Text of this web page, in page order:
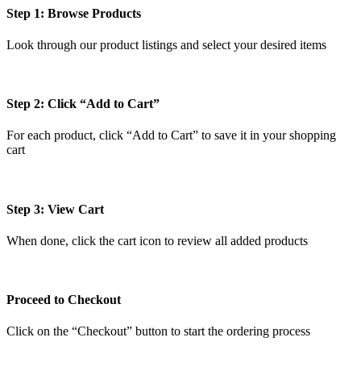
Step 1: Browse Products
Look through our product listings and select your desired items
Step 2: Click “Add to Cart”
For each product, click “Add to Cart” to save it in your shopping
cart
Step 3: View Cart
When done, click the cart icon to review all added products
Proceed to Checkout
Click on the “Checkout” button to start the ordering process